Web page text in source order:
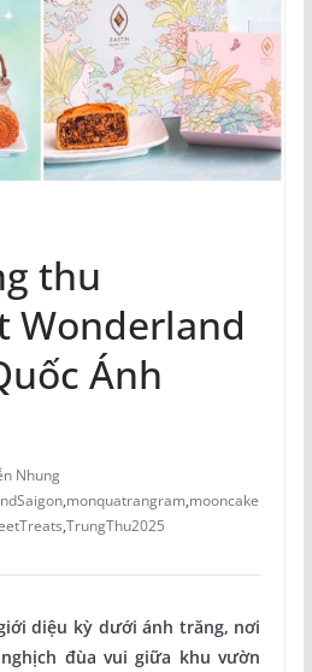
thu
Wonderland
Ánh
Nhung
,monquatrangram,mooncake
,TrungThu2025
diệu kỳ dưới ánh trăng, nơi
đùa vui giữa khu vườn